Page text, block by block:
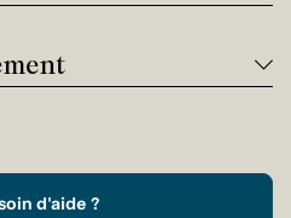
d'aide ?